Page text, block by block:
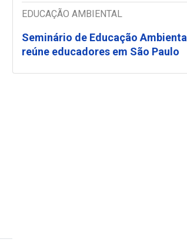
EDUCAÇÃO AMBIENTAL
Seminário de Educação Ambiental
reúne educadores em São Paulo